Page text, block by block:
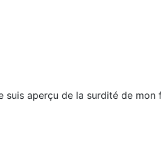
suis aperçu de la surdité de mon